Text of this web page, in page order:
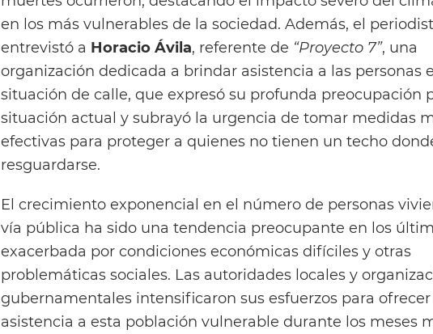
en los más vulnerables de la sociedad. Además, el
entrevistó a Horacio Ávila, referente de “Proyecto 7”, una
organización dedicada a brindar asistencia a las personas
situación de calle, que expresó su profunda preocupación
situación actual y subrayó la urgencia de tomar medidas
efectivas para proteger a quienes no tienen un techo
resguardarse.
El crecimiento exponencial en el número de personas
vía pública ha sido una tendencia preocupante en los
exacerbada por condiciones económicas difíciles y otras
problemáticas sociales. Las autoridades locales y
gubernamentales intensificaron sus esfuerzos para
asistencia a esta población vulnerable durante los meses